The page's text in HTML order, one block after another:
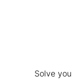
Solve